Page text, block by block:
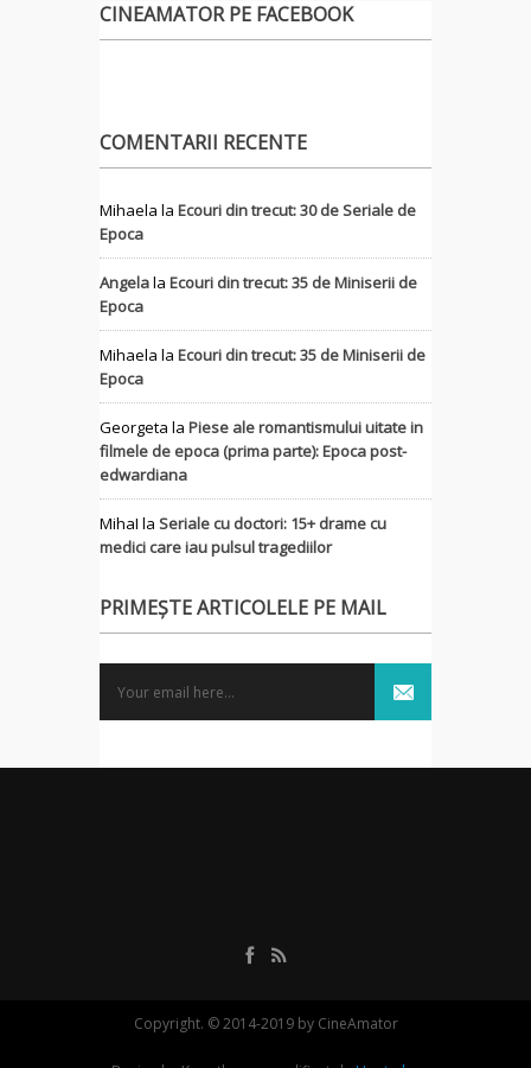
CINEAMATOR PE FACEBOOK
COMENTARII RECENTE
Mihaela la Ecouri din trecut: 30 de Seriale de
Epoca
Angelala Ecouri din trecut: 35 de Miniserii de
Epoca
Mihaela la Ecouri din trecut: 35 de Miniserii de
Epoca
Georgeta la Piese ale romantismului uitate in
filmele de epoca (prima parte): Epoca post-
edwardiana
MihaI la Seriale cu doctori: 15+ drame cu
medici care iau pulsul tragediilor
PRIMEȘTE ARTICOLELE PE MAIL
Copyright. © 2014-2019 by CineAmator